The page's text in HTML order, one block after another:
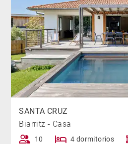
SANTA CRUZ
Biarritz - Casa
10 4 dormitorios